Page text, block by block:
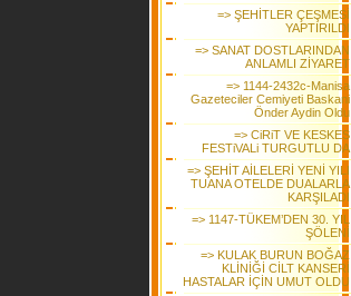
=> ŞEHİTLER ÇEŞMESİ
YAPTIRILDI
=> SANAT DOSTLARINDAN
ANLAMLI ZİYARET
=> 1144-2432c-Manisa
Gazeteciler Cemiyeti Baskani
Önder Aydin Oldu
=> CiRiT VE KESKES
FESTiVALi TURGUTLU DA
=> ŞEHİT AİLELERİ YENİ YILI
TUANA OTELDE DUALARLA
KARŞILADI
=> 1147-TÜKEM’DEN 30. YIL
ŞÖLENİ
=> KULAK BURUN BOĞAZ
KLİNİĞİ CİLT KANSERİ
HASTALAR İÇİN UMUT OLDU